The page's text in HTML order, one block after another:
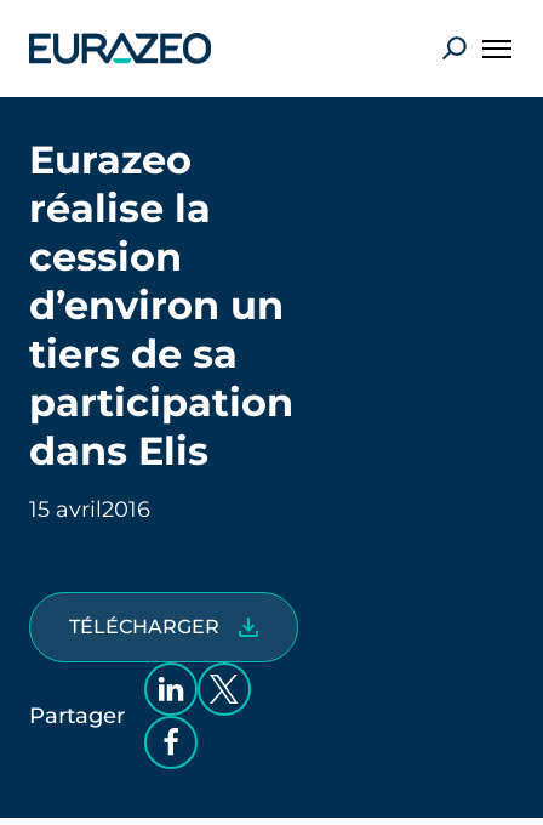
Eurazeo
réalise la
cession
d’environ un
tiers de sa
participation
dans Elis
15 avril2016
TÉLÉCHARGER
Partager